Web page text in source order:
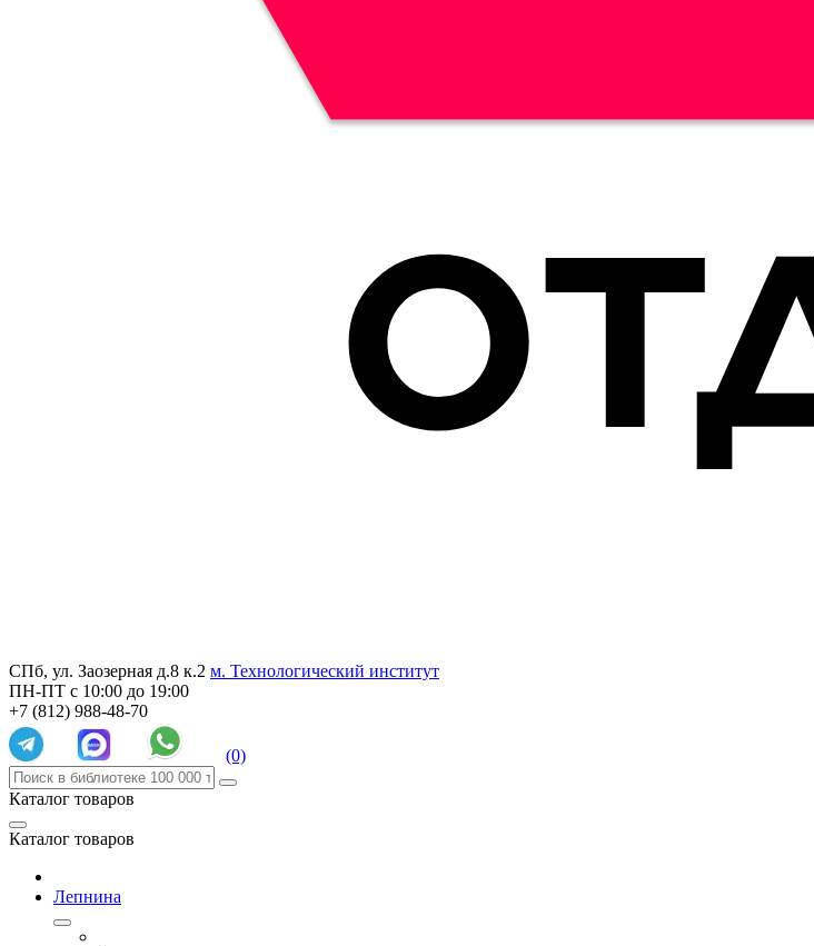
СПб, ул. Заозерная д.8 к.2 м. Технологический институт
ПН-ПТ с 10:00 до 19:00
+7 (812) 988-48-70
(0)
Каталог товаров
Каталог товаров
Лепнина